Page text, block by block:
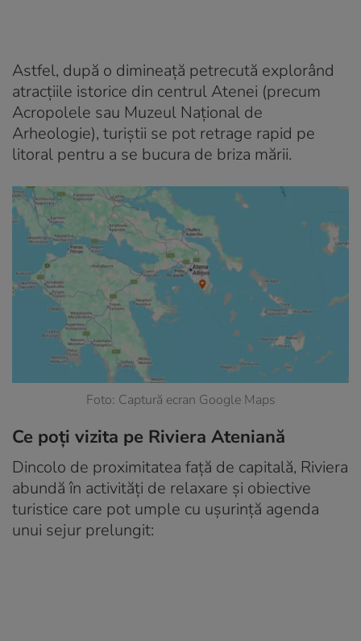
Astfel, după o dimineață petrecută explorând
atracțiile istorice din centrul Atenei (precum
Acropolele sau Muzeul Național de
Arheologie), turiștii se pot retrage rapid pe
litoral pentru a se bucura de briza mării.
Foto: Captură ecran Google Maps
Ce poți vizita pe Riviera Ateniană
Dincolo de proximitatea față de capitală, Riviera
abundă în activități de relaxare și obiective
turistice care pot umple cu ușurință agenda
unui sejur prelungit: